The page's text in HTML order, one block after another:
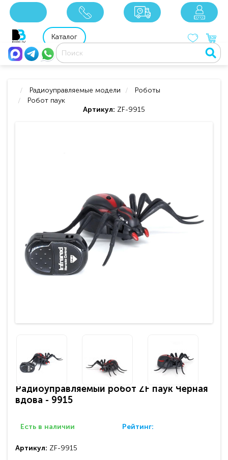
8 800 201 92 06
Каталог
Радиоуправляемые модели
Роботы
Робот паук
Артикул: ZF-9915
Радиоуправляемый робот ZF паук Черная
вдова - 9915
Есть в наличии Рейтинг:
Артикул: ZF-9915
xxx